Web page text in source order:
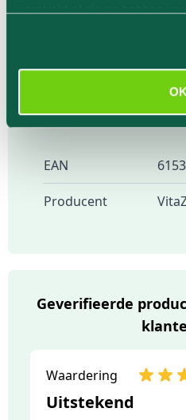
OK
Meer
EAN
Producent
Geverifieerde
Waardering
Uitstekend